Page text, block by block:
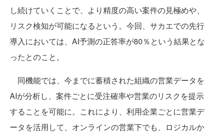
し続けていくことで、より精度の高い案件の見極めや、
リスク検知が可能になるという。今回、サカエでの先行
導入においては、AI予測の正答率が80％という結果とな
ったとのこと。
同機能では、今までに蓄積された組織の営業データを
AIが分析し、案件ごとに受注確率や営業のリスクを提示
することを可能に。これにより、利用企業ごとに営業デ
ータを活用して、オンラインの営業下でも、ロジカルか